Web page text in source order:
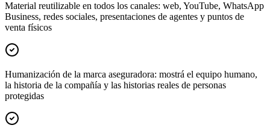
Material reutilizable en todos los canales: web, YouTube, WhatsApp
Business, redes sociales, presentaciones de agentes y puntos de
venta físicos
Humanización de la marca aseguradora: mostrá el equipo humano,
la historia de la compañía y las historias reales de personas
protegidas